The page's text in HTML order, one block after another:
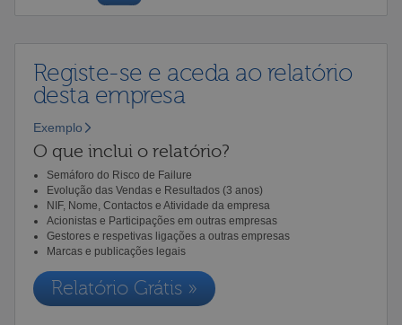
Registe-se e aceda ao relatório
desta empresa
Exemplo
O que inclui o relatório?
Semáforo do Risco de Failure
Evolução das Vendas e Resultados (3 anos)
NIF, Nome, Contactos e Atividade da empresa
Acionistas e Participações em outras empresas
Gestores e respetivas ligações a outras empresas
Marcas e publicações legais
Relatório Grátis »